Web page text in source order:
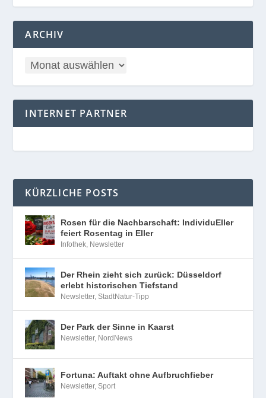
ARCHIV
INTERNET PARTNER
KÜRZLICHE POSTS
Rosen für die Nachbarschaft: IndividuEller
feiert Rosentag in Eller
Infothek, Newsletter
Der Rhein zieht sich zurück: Düsseldorf
erlebt historischen Tiefstand
Newsletter,StadtNatur-Tipp
Der Park der Sinne in Kaarst
Newsletter, NordNews
Fortuna: Auftakt ohne Aufbruchfieber
Newsletter,Sport